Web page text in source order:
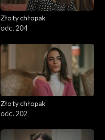
Złoty chłopak
odc. 204
Złoty chłopak
odc. 202